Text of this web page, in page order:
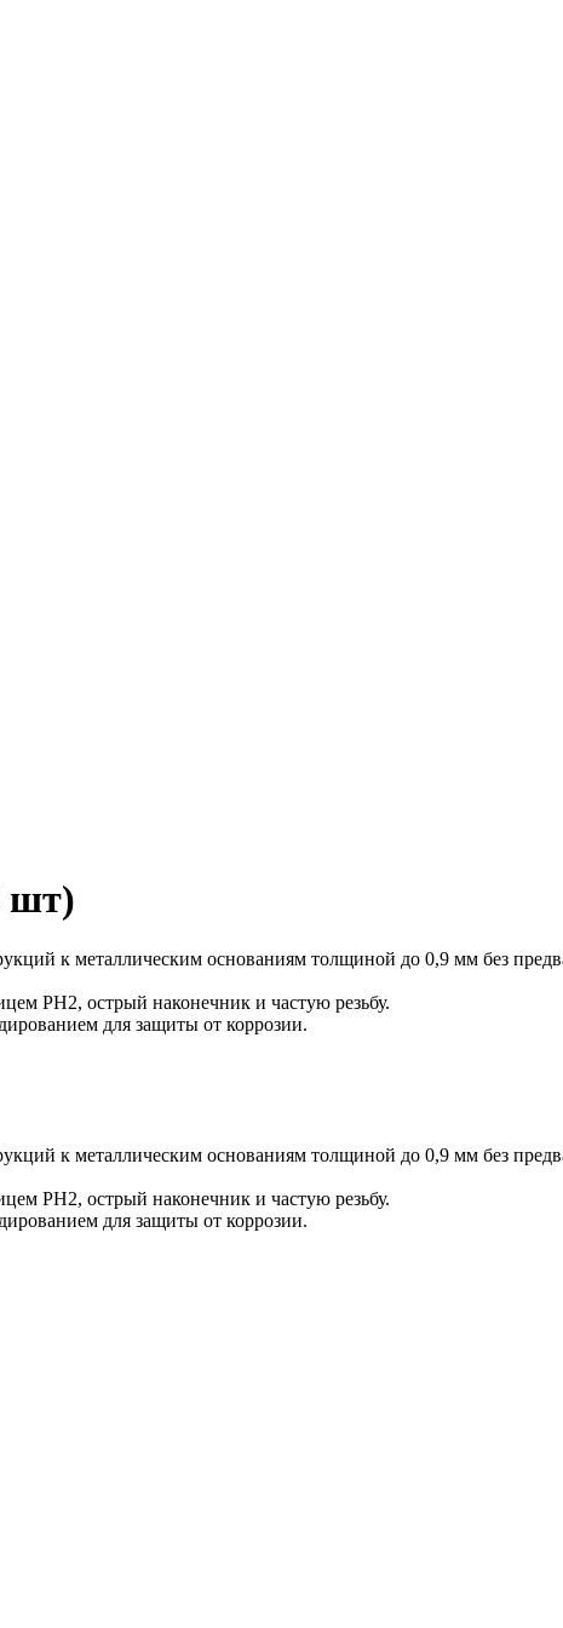
шт)
к металлическим основаниям толщиной до 0,9 мм без
PH2, острый наконечник и частую резьбу.
для защиты от коррозии.
к металлическим основаниям толщиной до 0,9 мм без
PH2, острый наконечник и частую резьбу.
для защиты от коррозии.